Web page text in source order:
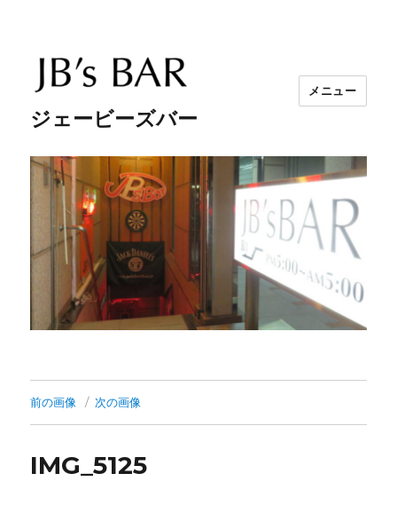
ジェービーズバー
メニュー
前の画像 次の画像
IMG_5125